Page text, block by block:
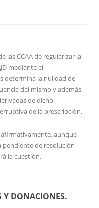
las CCAA de regularizar la
mediante el
determina la nulidad de
del mismo y además
de dicho
de la prescripción.
afirmativamente, aunque
pendiente de resolución
la cuestión.
Y DONACIONES.